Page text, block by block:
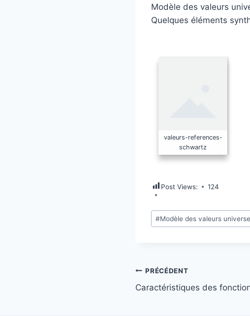
Modèle des valeurs
Quelques éléments
valeurs-references-
schwartz
Post Views: 124
#Modèle des valeurs
PRÉCÉDENT
Caractéristiques des